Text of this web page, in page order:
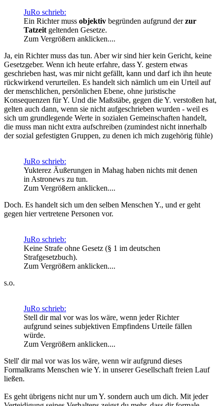
JuRo schrieb:
Ein Richter muss objektiv begründen aufgrund derzur
Tatzeit geltenden Gesetze.
Zum Vergrößern anklicken....
Ja, ein Richter muss das tun. Aber wir sind hier kein Gericht, keine
Gesetzgeber. Wenn ich heute erfahre, dass Y. gestern etwas
geschrieben hast, was mir nicht gefällt, kann und darf ich ihn heute
rückwirkend verurteilen. Es handelt sich nämlich um ein Urteil auf
der menschlichen, persönlichen Ebene, ohne juristische
Konsequenzen für Y. Und die Maßstäbe, gegen die Y. verstoßen hat,
gelten auch dann, wenn sie nicht aufgeschrieben wurden - weil es
sich um grundlegende Werte in sozialen Gemeinschaften handelt,
die muss man nicht extra aufschreiben (zumindest nicht innerhalb
der sozial gefestigten Gruppen, zu denen ich mich zugehörig fühle)
JuRo schrieb:
Yukterez Äußerungen in Mahag haben nichts mit denen
in Astronews zu tun.
Zum Vergrößern anklicken....
Doch. Es handelt sich um den selben Menschen Y., und er geht
gegen hier vertretene Personen vor.
JuRo schrieb:
Keine Strafe ohne Gesetz (§ 1 im deutschen
Strafgesetzbuch).
Zum Vergrößern anklicken....
s.o.
JuRo schrieb:
Stell dir mal vor was los wäre, wenn jeder Richter
aufgrund seines subjektiven Empfindens Urteile fällen
würde.
Zum Vergrößern anklicken....
Stell' dir mal vor was los wäre, wenn wir aufgrund dieses
Formalkrams Menschen wie Y. in unserer Gesellschaft freien Lauf
ließen.
Es geht übrigens nicht nur um Y. sondern auch um dich. Mit jeder